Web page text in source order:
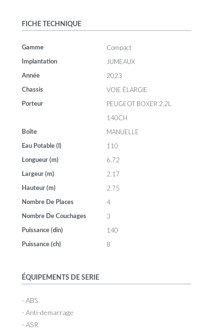
FICHE TECHNIQUE
Gamme Compact
Implantation JUMEAUX
Année 2023
Chassis VOIE ÉLARGIE
Porteur
PEUGEOT BOXER 2.2L
140CH
Boîte MANUELLE
Eau Potable (l) 110
Longueur (m) 6.72
Largeur (m) 2.17
Hauteur (m) 2.75
Nombre De Places 4
Nombre De Couchages 3
Puissance (din) 140
Puissance (ch) 8
ÉQUIPEMENTS DE SERIE
- ABS
- Anti-demarrage
- ASR